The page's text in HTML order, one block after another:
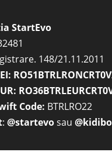
StartEvo
148/21.11.2011
Code: BTRLRO22
: @startevosau